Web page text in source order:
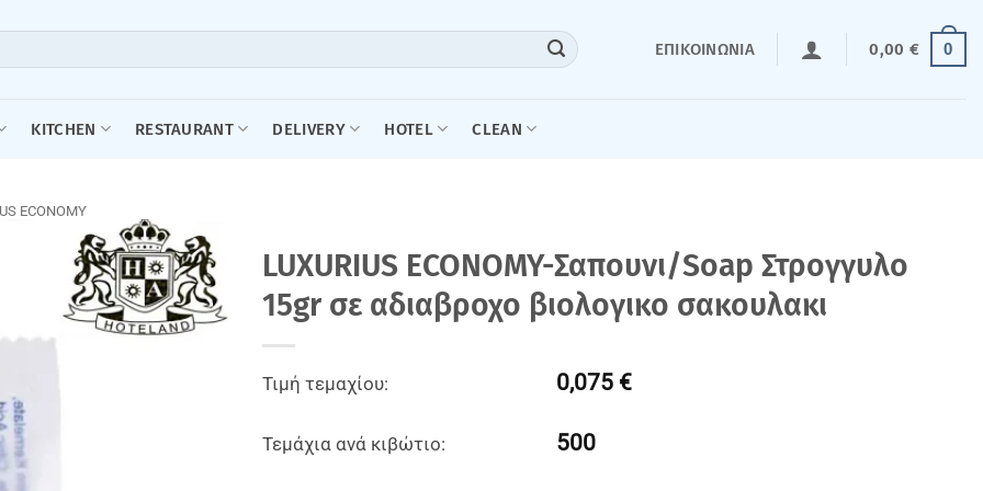
ΕΠΙΚΟΙΝΩΝΊΑ 0,00 € 0
KITCHEN RESTAURANT DELIVERY HOTEL CLEAN
ECONOMY
LUXURIUS ECONOMY-Σαπουνι/Soap Στρογγυλο
15gr σε αδιαβροχο βιολογικο σακουλακι
Τιμή τεμαχίου: 0,075 €
Τεμάχια ανά κιβώτιο: 500